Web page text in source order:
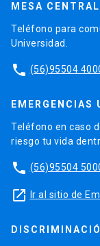
MESA CENTRAL
Teléfono para
Universidad.
phone (56)95504
EMERGENCIAS
Teléfono en caso
riesgo tu vida
phone (56)95504
launch Ir al sitio de